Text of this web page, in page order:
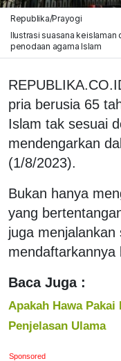
Republika/Prayogi
Ilustrasi suasana keislaman
penodaan agama Islam
pria berusia 65
Islam tak sesuai
mendengarkan
(1/8/2023).
Bukan hanya
yang
juga
mendaftarkannya
Baca Juga :
Apakah Hawa
Penjelasan Ulama
Sponsored